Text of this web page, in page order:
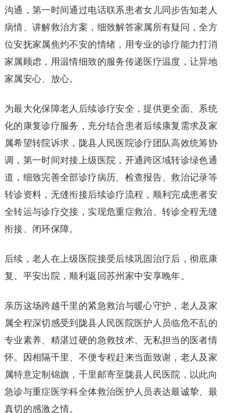
沟通，第一时间通过电话联系患者女儿同步告知老人
病情、讲解救治方案，细致解答家属所有疑问，全方
位安抚家属焦灼不安的情绪，用专业的诊疗能力打消
家属顾虑，用温情细致的服务传递医疗温度，让异地
家属安心、放心。
为最大化保障老人后续诊疗安全，提供更全面、系统
化的康复诊疗服务，充分结合患者后续康复需求及家
属希望转院诉求，陇县人民医院诊疗团队高效统筹协
调，第一时间对接上级医院，开通跨区域转诊绿色通
道，细致完善全部诊疗病历、检查报告、救治记录等
转诊资料，无缝衔接后续诊疗流程，顺利完成患者安
全转运与诊疗交接，实现危重症救治、转诊全程无缝
衔接、闭环保障。
后续，老人在上级医院接受后续巩固治疗后，彻底康
复、平安出院，顺利返回苏州家中安享晚年。
亲历这场跨越千里的紧急救治与暖心守护，老人及家
属全程深切感受到陇县人民医院医护人员临危不乱的
专业素养、精湛过硬的急救技术、无私担当的医者情
怀。因相隔千里、不便专程赶来当面致谢，老人及家
属特意定制锦旗，千里邮寄至陇县人民医院，以此向
急诊与重症医学科全体救治医护人员表达最诚挚、最
真切的感激之情。